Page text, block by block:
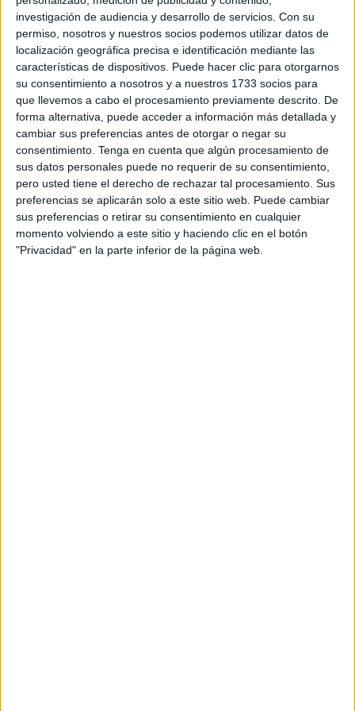
investigación de audiencia y desarrollo de servicios. Con su
permiso, nosotros y nuestros socios podemos utilizar datos de
localización geográfica precisa e identificación mediante las
características de dispositivos. Puede hacer clic para otorgarnos
su consentimiento a nosotros y a nuestros 1733 socios para
que llevemos a cabo el procesamiento previamente descrito. De
forma alternativa, puede acceder a información más detallada y
cambiar sus preferencias antes de otorgar o negar su
consentimiento. Tenga en cuenta que algún procesamiento de
sus datos personales puede no requerir de su consentimiento,
pero usted tiene el derecho de rechazar tal procesamiento. Sus
preferencias se aplicarán solo a este sitio web. Puede cambiar
sus preferencias o retirar su consentimiento en cualquier
momento volviendo a este sitio y haciendo clic en el botón
"Privacidad" en la parte inferior de la página web.
negociación del acuerdo de París, la costarricense
Christiana Figueres.